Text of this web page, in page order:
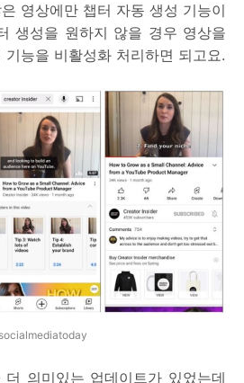
영상에만 챕터 자동 생성 기능이
생성을 원하지 않을 경우 영상을
능을 비활성화 처리하면 되고요.
socialmediatoday
의미있는 업데이트가 있었는데